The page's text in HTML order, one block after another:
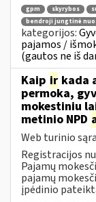
gpm skyrybos
bendroji jungtinė
kategorijos:
pajamos /
(gautos ne iš
Kaip ir kada
permoka,
mokestiniu
metinio NPD
Web turinio
Registracijos
Pajamų
pajamų
įpėdinio